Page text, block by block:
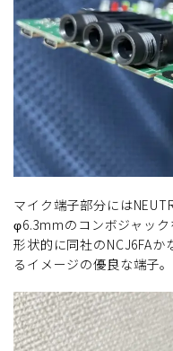
マイク端子部分には
φ6.3mmのコンボジャック
形状的に同社のNCJ6FA
るイメージの優良な端子。